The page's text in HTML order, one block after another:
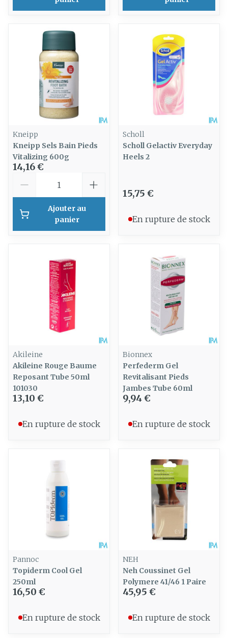
Kneipp
Kneipp Sels Bain Pieds
Vitalizing 600g
14,16 €
Ajouter au
panier
Scholl
Scholl Gelactiv Everyday
Heels 2
15,75 €
En rupture de stock
Akileine
Akileine Rouge Baume
Reposant Tube 50ml
101030
13,10 €
En rupture de stock
Bionnex
Perfederm Gel
Revitalisant Pieds
Jambes Tube 60ml
9,94 €
En rupture de stock
Pannoc
Topiderm Cool Gel
250ml
16,50 €
En rupture de stock
NEH
Neh Coussinet Gel
Polymere 41/46 1 Paire
45,95 €
En rupture de stock